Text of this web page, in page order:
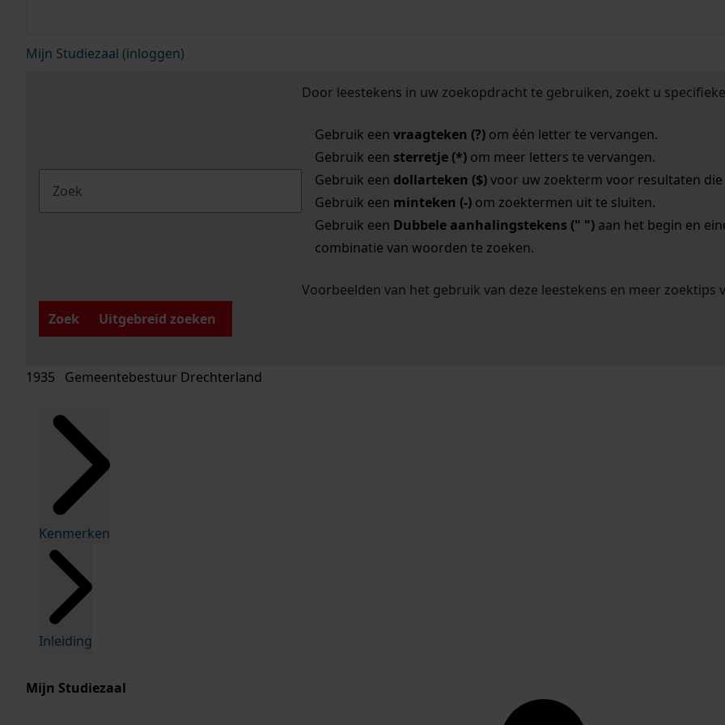
Mijn Studiezaal (inloggen)
Door leestekens in uw zoekopdracht te gebruiken, zoekt u
Gebruik een vraagteken (?)om één letter te vervangen.
Gebruik een sterretje (*)om meer letters te vervangen.
Gebruik een dollarteken ($)voor uw zoekterm voor resultaten die
Gebruik een minteken (-)om zoektermen uit te sluiten.
Gebruik een Dubbele aanhalingstekens (" ")aan het begin en
combinatie van woorden te zoeken.
Voorbeelden van het gebruik van deze leestekens en meer zoektips
Zoek
Uitgebreid zoeken
1935 Gemeentebestuur Drechterland
Kenmerken
Inleiding
Mijn Studiezaal